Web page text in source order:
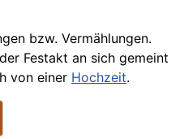
bzw. Vermählungen.
Festakt an sich gemeint
von einer Hochzeit.